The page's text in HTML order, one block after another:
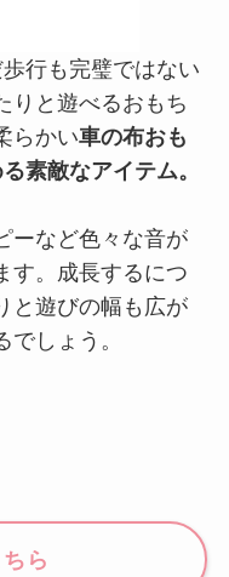
行も完璧ではない
りと遊べるおもち
らかい車の布おも
素敵なアイテム。
ーなど色々な音が
す。成長するにつ
と遊びの幅も広が
しょう。
ら